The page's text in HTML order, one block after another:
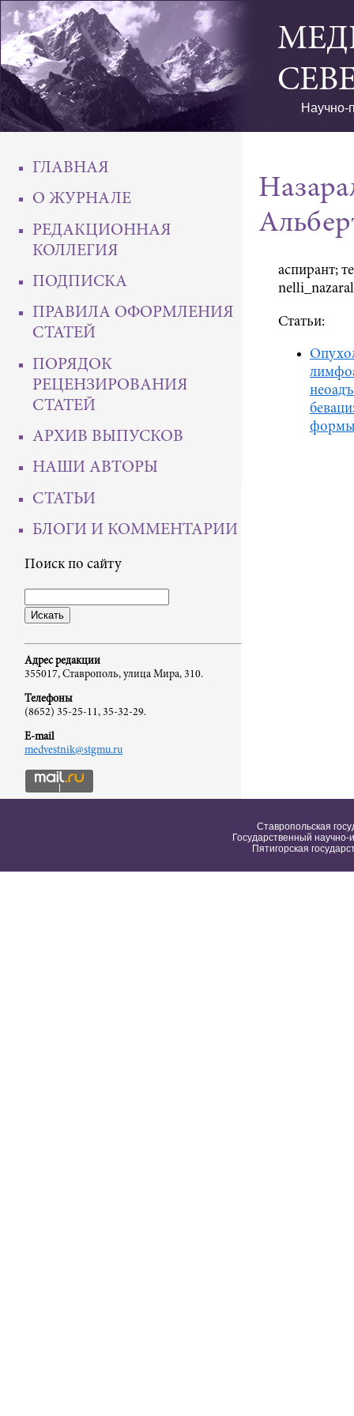
Научно-
ГЛАВНАЯ
О ЖУРНАЛЕ
РЕДАКЦИОННАЯ
КОЛЛЕГИЯ
ПОДПИСКА
ПРАВИЛА ОФОРМЛЕНИЯ
СТАТЕЙ
ПОРЯДОК
РЕЦЕНЗИРОВАНИЯ
СТАТЕЙ
АРХИВ ВЫПУСКОВ
НАШИ АВТОРЫ
СТАТЬИ
БЛОГИ И КОММЕНТАРИИ
Поиск по сайту
Адрес редакции
355017, Ставрополь, улица Мира, 310.
Телефоны
(8652) 35-25-11, 35-32-29.
E-mail
medvestnik@stgmu.ru
аспирант;
Статьи:
формы
Ставропольская
Государственный научно-
Пятигорская